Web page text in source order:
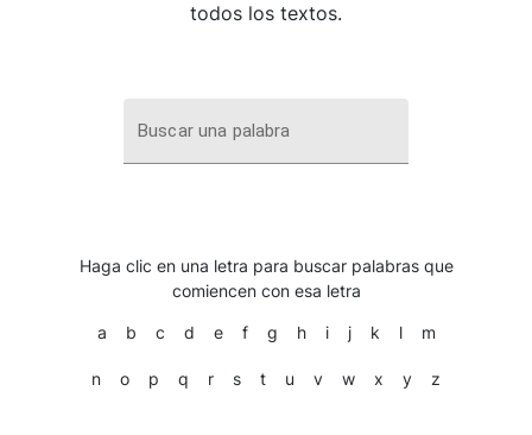
todos los textos.
Buscar una palabra
Haga clic en una letra para buscar palabras que
comiencen con esa letra
a b c d e f g h i j k l m
n o p q r s t u v w x y z